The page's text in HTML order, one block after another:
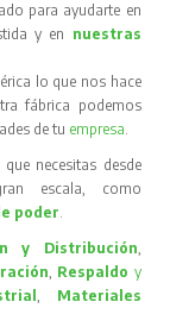
para ayudarte en
y en nuestras
lo que nos hace
fábrica podemos
de tu empresa.
necesitas desde
escala, como
poder.
y Distribución,
, Respaldo y
, Materiales